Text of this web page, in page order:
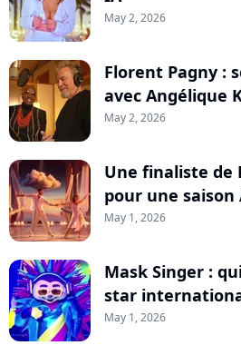
May 2, 2026
Florent Pagny :
avec Angélique
May 2, 2026
Une finaliste de
pour une saison
May 1, 2026
Mask Singer :
star
May 1, 2026